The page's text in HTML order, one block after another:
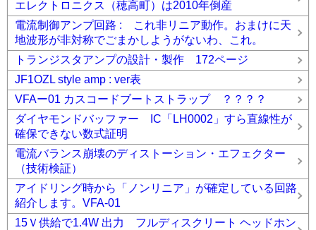
エレクトロニクス（穂高町）は2010年倒産
電流制御アンプ回路 : これ非リニア動作。おまけに天
地波形が非対称でごまかしようがないわ、これ。
トランジスタアンプの設計・製作 172ページ
JF1OZL style amp : ver表
VFAー01 カスコードブートストラップ ？？？？
ダイヤモンドバッファー IC「LH0002」すら直線性が
確保できない数式証明
電流バランス崩壊のディストーション・エフェクター
（技術検証）
アイドリング時から「ノンリニア」が確定している回路
紹介します。VFA-01
15Ｖ供給で1.4W 出力 フルディスクリート ヘッドホン